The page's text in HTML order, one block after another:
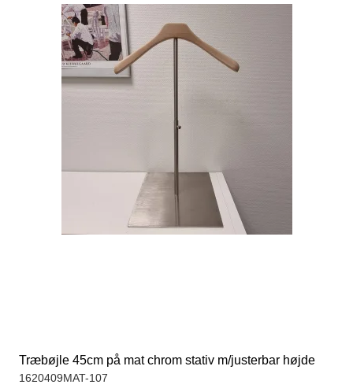
Træbøjle 45cm på mat chrom stativ m/justerbar højde
1620409MAT-107